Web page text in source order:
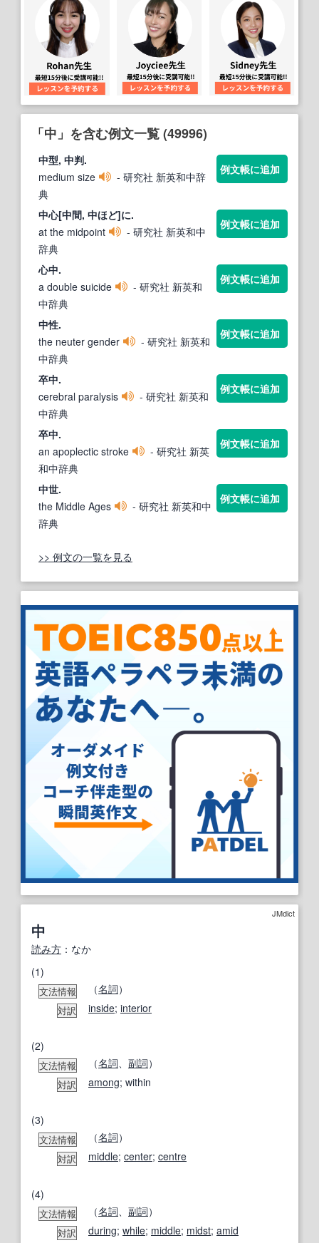
「中」を含む例文一覧 (49996)
中型, 中判.
medium size
- 研究社 新英和中辞
典
例文帳に追加
中心[中間, 中ほど]に.
at the midpoint
- 研究社 新英和中
辞典
例文帳に追加
心中.
a double suicide
- 研究社 新英和
中辞典
例文帳に追加
中性.
the neuter gender
- 研究社 新英和
中辞典
例文帳に追加
卒中.
cerebral paralysis
- 研究社 新英和
中辞典
例文帳に追加
卒中.
an apoplectic stroke
- 研究社 新英
和中辞典
例文帳に追加
中世.
the Middle Ages
- 研究社 新英和中
辞典
例文帳に追加
>> 例文の一覧を見る
JMdict
中
読み方 ：なか
(1)
文法情報 （名詞）
対訳 inside; interior
(2)
文法情報 （名詞、 副詞）
対訳 among; within
(3)
文法情報 （名詞）
対訳 middle; center; centre
(4)
文法情報 （名詞、 副詞）
対訳 during; while; middle; midst; amid